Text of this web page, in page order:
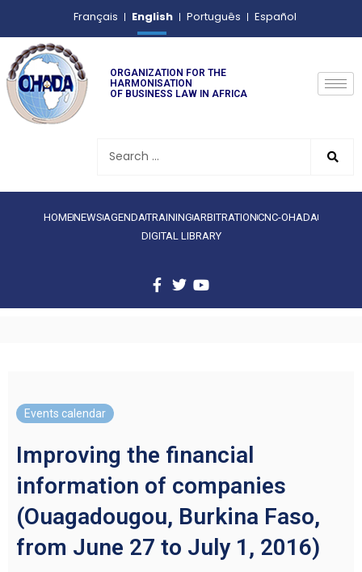
Français English Português Español
ORGANIZATION FOR THE
HARMONISATION
OF BUSINESS LAW IN AFRICA
HOMENEWS AGENDATRAINING ARBITRATIONCNC-OHADA
DIGITAL LIBRARY
Events calendar
Improving the financial
information of companies
(Ouagadougou, Burkina Faso,
from June 27 to July 1, 2016)